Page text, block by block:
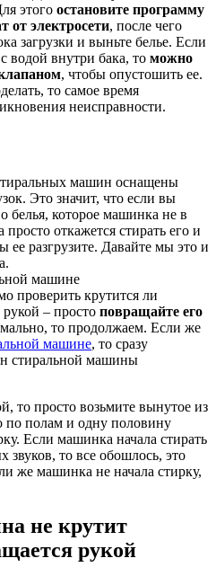
этого остановите программу
от электросети, после чего
загрузки и выньте белье. Если
водой внутри бака, то можно
, чтобы опустошить ее.
то самое время
неисправности.
машин оснащены
Это значит, что если вы
белья, которое машинка не в
откажется стирать его и
ее разгрузите. Давайте мы это и
проверить крутится ли
– просто повращайте его
то продолжаем. Если же
машине, то сразу
стиральной машины
то просто возьмите вынутое из
по полам и одну половину
Если машинка начала стирать
звуков, то все обошлось, это
же машинка не начала стирку,
не крутит
рукой